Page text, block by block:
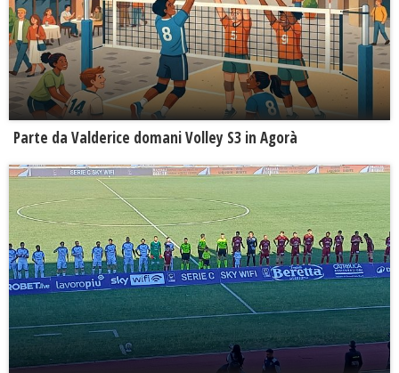
Parte da Valderice domani Volley S3 in Agorà